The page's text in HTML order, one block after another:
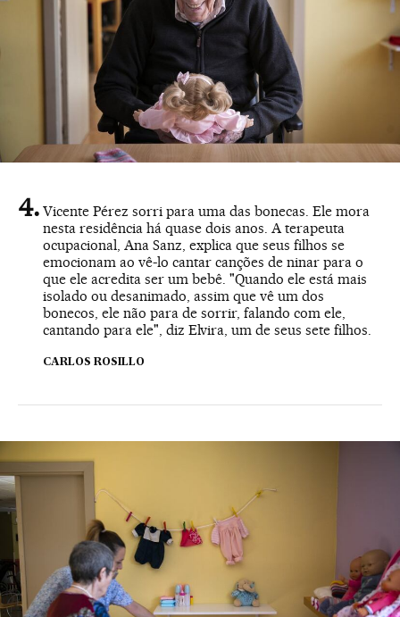
Vicente Pérez sorri para uma das bonecas. Ele mora
nesta residência há quase dois anos. A terapeuta
ocupacional, Ana Sanz, explica que seus filhos se
emocionam ao vê-lo cantar canções de ninar para o
que ele acredita ser um bebê. "Quando ele está mais
isolado ou desanimado, assim que vê um dos
bonecos, ele não para de sorrir, falando com ele,
cantando para ele", diz Elvira, um de seus sete filhos.
CARLOS ROSILLO